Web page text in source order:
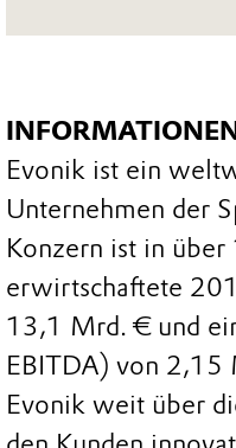
Evonik ist ein
Unternehmen der
Konzern ist in
erwirtschaftete
13,1 Mrd. € und
EBITDA) von 2,15
Evonik weit über